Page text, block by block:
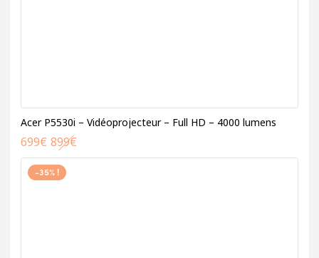
Acer P5530i – Vidéoprojecteur – Full HD – 4000 lumens
899€
699€
-35% !